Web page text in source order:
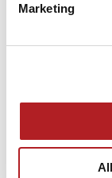
Marketing